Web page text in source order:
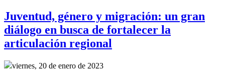
Juventud, género y migración: un gran
diálogo en busca de fortalecer la
articulación regional
viernes, 20 de enero de 2023